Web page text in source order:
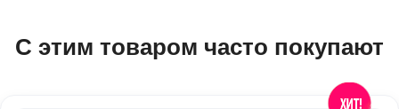
С этим товаром часто покупают